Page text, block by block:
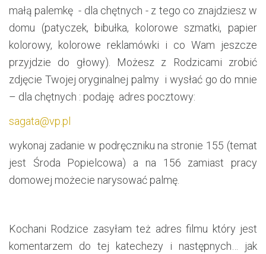
małą palemkę - dla chętnych - z tego co znajdziesz w
domu (patyczek, bibułka, kolorowe szmatki, papier
kolorowy, kolorowe reklamówki i co Wam jeszcze
przyjdzie do głowy). Możesz z Rodzicami zrobić
zdjęcie Twojej oryginalnej palmy i wysłać go do mnie
– dla chętnych : podaję adres pocztowy:
sagata@vp.pl
wykonaj zadanie w podręczniku na stronie 155 (temat
jest Środa Popielcowa) a na 156 zamiast pracy
domowej możecie narysować palmę.
Kochani Rodzice zasyłam też adres filmu który jest
komentarzem do tej katechezy i następnych… jak